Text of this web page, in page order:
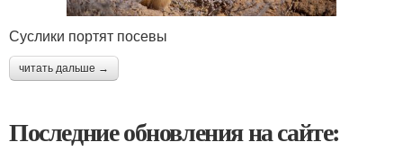
Суслики портят посевы
читать дальше →
Последние обновления на сайте: